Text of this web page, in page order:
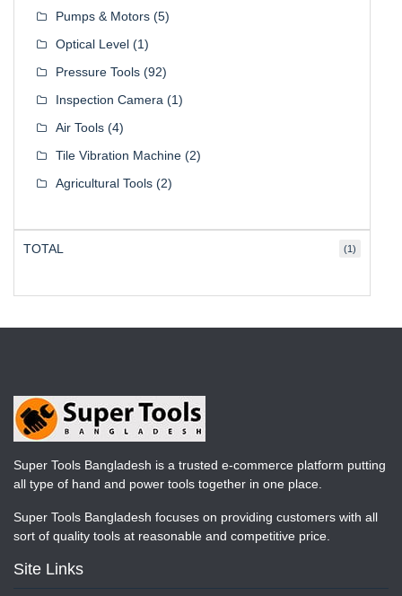
Pumps & Motors (5)
Optical Level (1)
Pressure Tools (92)
Inspection Camera (1)
Air Tools (4)
Tile Vibration Machine (2)
Agricultural Tools (2)
TOTAL (1)
Super Tools Bangladesh is a trusted e-commerce platform putting
all type of hand and power tools together in one place.
Super Tools Bangladesh focuses on providing customers with all
sort of quality tools at reasonable and competitive price.
Site Links